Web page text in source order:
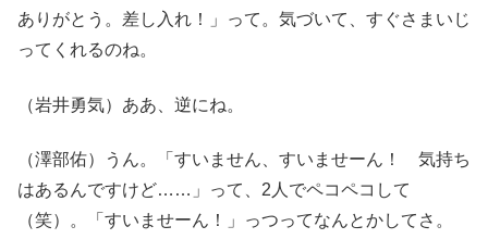
ありがとう。差し入れ！」って。気づいて、すぐさまいじ
ってくれるのね。
（岩井勇気）ああ、逆にね。
（澤部佑）うん。「すいません、すいませーん！ 気持ち
はあるんですけど……」って、2人でペコペコして
（笑）。「すいませーん！」っつってなんとかしてさ。